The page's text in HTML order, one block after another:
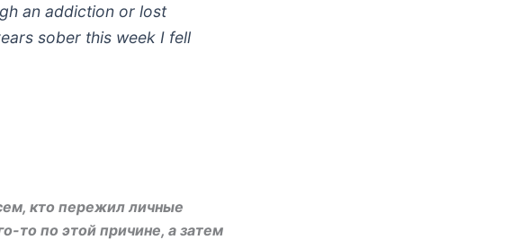
an addiction or lost
sober this week I fell
кто пережил личные
то по этой причине, а затем